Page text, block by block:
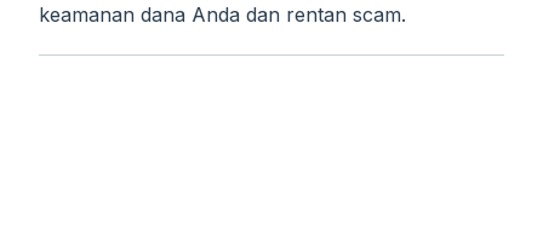
keamanan dana Anda dan rentan scam.